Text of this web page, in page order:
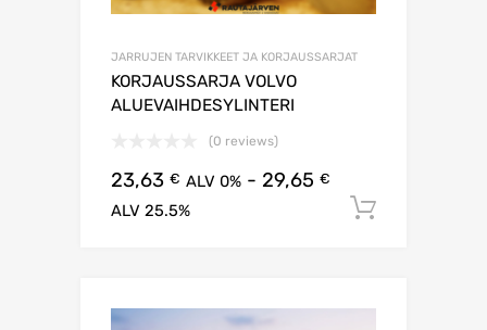
JARRUJEN TARVIKKEET JA KORJAUSSARJAT
KORJAUSSARJA VOLVO
ALUEVAIHDESYLINTERI
(0 reviews)
23,63 € ALV 0% - 29,65 €
ALV 25.5%